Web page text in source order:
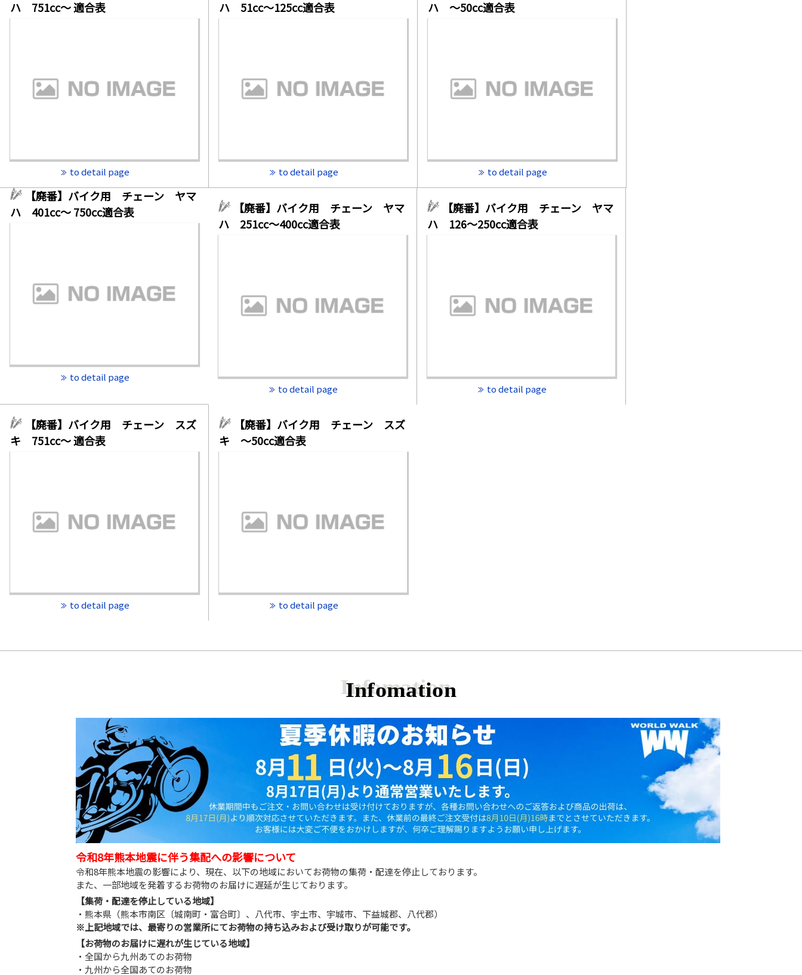
ハ 751cc～ 適合表
to detail page
ハ 51cc～125cc適合表
to detail page
ハ ～50cc適合表
to detail page
【廃番】バイク用 チェーン ヤマ
ハ 401cc～ 750cc適合表
to detail page
【廃番】バイク用 チェーン ヤマ
ハ 251cc～400cc適合表
to detail page
【廃番】バイク用 チェーン ヤマ
ハ 126～250cc適合表
to detail page
【廃番】バイク用 チェーン スズ
キ 751cc～ 適合表
to detail page
【廃番】バイク用 チェーン スズ
キ ～50cc適合表
to detail page
Infomation
令和8年熊本地震に伴う集配への影響について
令和8年熊本地震の影響により、現在、以下の地域においてお荷物の集荷・配達を停止しております。
また、一部地域を発着するお荷物のお届けに遅延が生じております。
【集荷・配達を停止している地域】
・熊本県（熊本市南区〔城南町・富合町〕、八代市、宇土市、宇城市、下益城郡、八代郡）
※上記地域では、最寄りの営業所にてお荷物の持ち込みおよび受け取りが可能です。
【お荷物のお届けに遅れが生じている地域】
・全国から九州あてのお荷物
・九州から全国あてのお荷物